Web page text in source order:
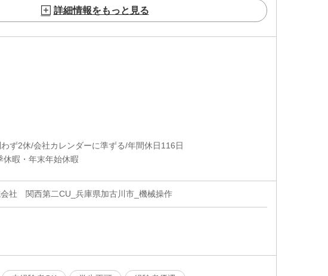
詳細情報をもっと見る
ず2休/会社カレンダーに準ずる/年間休日116日
休暇・年末年始休暇
社 関西第二CU_兵庫県加古川市_機械操作